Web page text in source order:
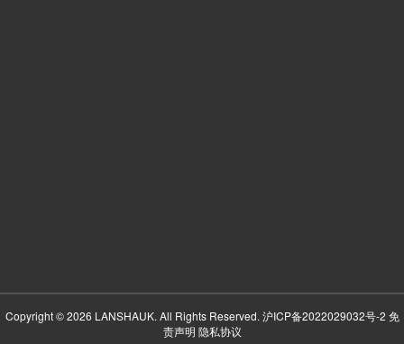
Copyright © 2026 LANSHAUK. All Rights Reserved. 沪ICP备2022029032号-2 免
责声明 隐私协议